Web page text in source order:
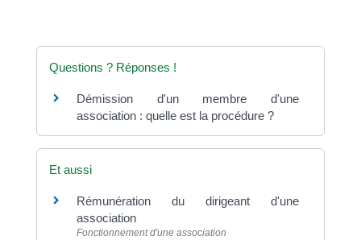
Questions ? Réponses !
Démission d'un membre d'une
association : quelle est la procédure ?
Et aussi
Rémunération du dirigeant d'une
association
Fonctionnement d'une association